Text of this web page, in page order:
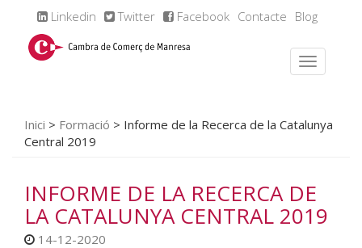
Linkedin Twitter Facebook Contacte Blog
Inici > Formació > Informe de la Recerca de la Catalunya
Central 2019
INFORME DE LA RECERCA DE
LA CATALUNYA CENTRAL 2019
14-12-2020